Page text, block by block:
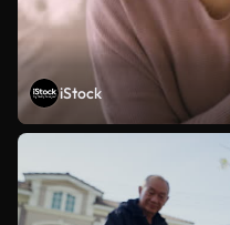
iStock